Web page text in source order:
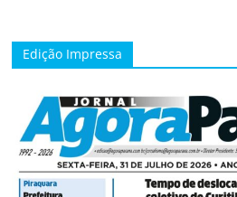
Edição Impressa